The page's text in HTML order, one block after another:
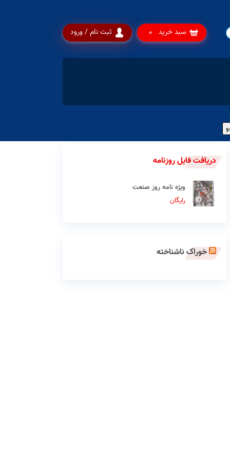
ثبت نام / ورود سبد خرید 0
دریافت فایل روزنامه
ویژه نامه روز صنعت
رایگان
خوراک ناشناخته